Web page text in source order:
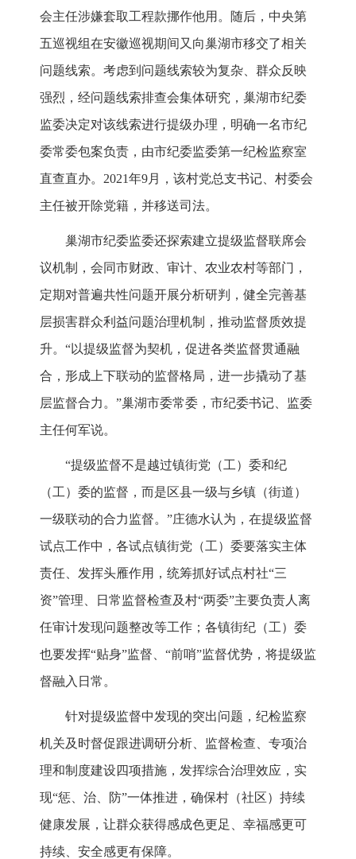
会主任涉嫌套取工程款挪作他用。随后，中央第
五巡视组在安徽巡视期间又向巢湖市移交了相关
问题线索。考虑到问题线索较为复杂、群众反映
强烈，经问题线索排查会集体研究，巢湖市纪委
监委决定对该线索进行提级办理，明确一名市纪
委常委包案负责，由市纪委监委第一纪检监察室
直查直办。2021年9月，该村党总支书记、村委会
主任被开除党籍，并移送司法。
巢湖市纪委监委还探索建立提级监督联席会
议机制，会同市财政、审计、农业农村等部门，
定期对普遍共性问题开展分析研判，健全完善基
层损害群众利益问题治理机制，推动监督质效提
升。“以提级监督为契机，促进各类监督贯通融
合，形成上下联动的监督格局，进一步撬动了基
层监督合力。”巢湖市委常委，市纪委书记、监委
主任何军说。
“提级监督不是越过镇街党（工）委和纪
（工）委的监督，而是区县一级与乡镇（街道）
一级联动的合力监督。”庄德水认为，在提级监督
试点工作中，各试点镇街党（工）委要落实主体
责任、发挥头雁作用，统筹抓好试点村社“三
资”管理、日常监督检查及村“两委”主要负责人离
任审计发现问题整改等工作；各镇街纪（工）委
也要发挥“贴身”监督、“前哨”监督优势，将提级监
督融入日常。
针对提级监督中发现的突出问题，纪检监察
机关及时督促跟进调研分析、监督检查、专项治
理和制度建设四项措施，发挥综合治理效应，实
现“惩、治、防”一体推进，确保村（社区）持续
健康发展，让群众获得感成色更足、幸福感更可
持续、安全感更有保障。